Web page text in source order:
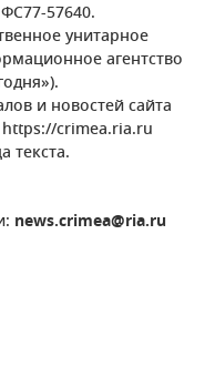
57640.
унитарное
агентство
и новостей сайта
crimea.ria.ru
текста.
news.crimea@ria.ru